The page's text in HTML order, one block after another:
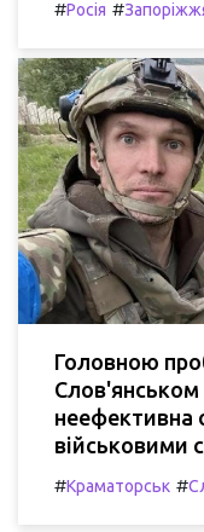
#Росія #
Головною
Слов'янськом
неефективна
військовими
#Краматорськ #